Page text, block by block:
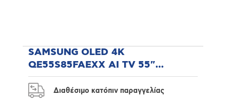
SAMSUNG OLED 4K
QE55S85FAEXX AI TV 55"
Τηλεόραση
Διαθέσιμο κατόπιν παραγγελίας